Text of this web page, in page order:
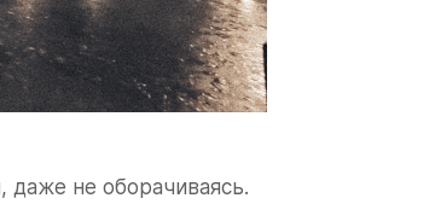
даже не оборачиваясь.